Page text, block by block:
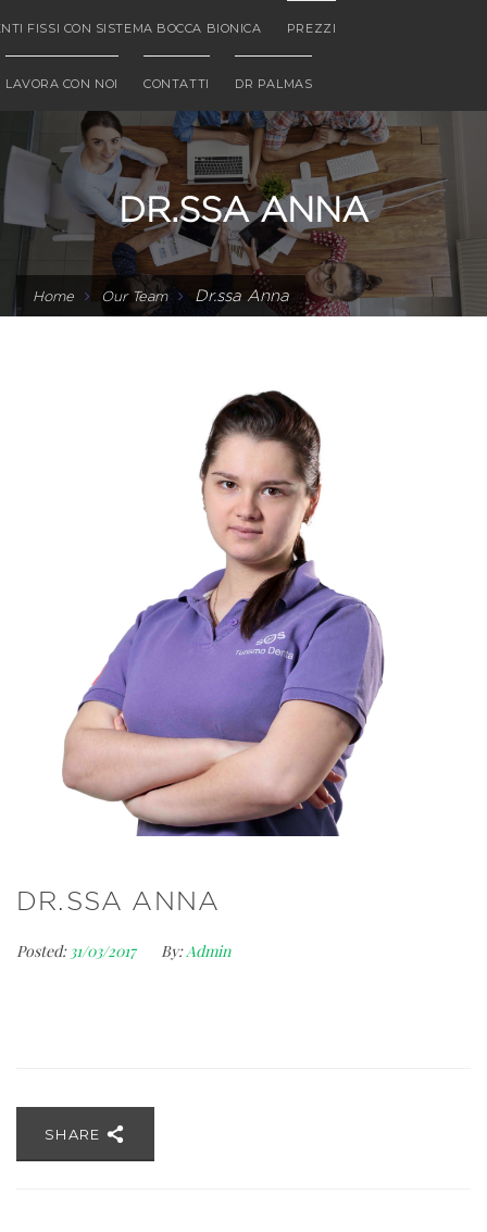
FISSI CON SISTEMA BOCCA BIONICA PREZZI
LAVORA CON NOI CONTATTI DR PALMAS
DR.SSA ANNA
Home Our Team Dr.ssa Anna
DR.SSA ANNA
Posted: 31/03/2017 By:Admin
SHARE